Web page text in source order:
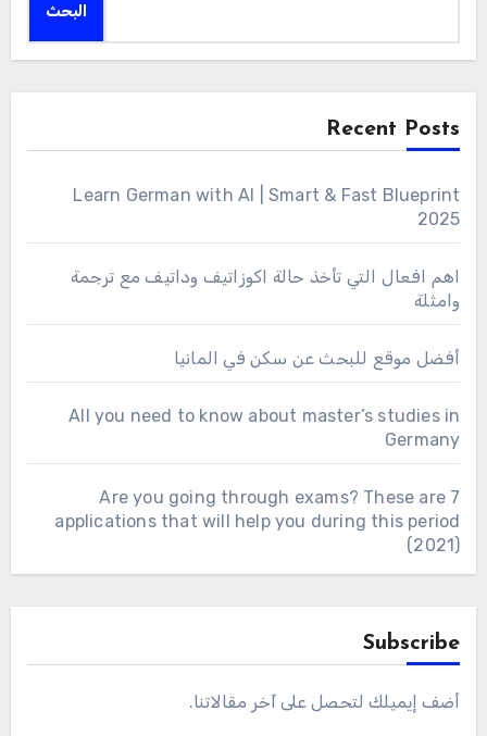
البحث
Recent Posts
Learn German with AI | Smart & Fast Blueprint
2025
اهم افعال التي تأخذ حالة اكوزاتيف وداتيف مع ترجمة
وامثلة
أفضل موقع للبحث عن سكن في المانيا
All you need to know about master’s studies in
Germany
Are you going through exams? These are 7
applications that will help you during this period
(2021)
Subscribe
أضف إيميلك لتحصل على آخر مقالاتنا.